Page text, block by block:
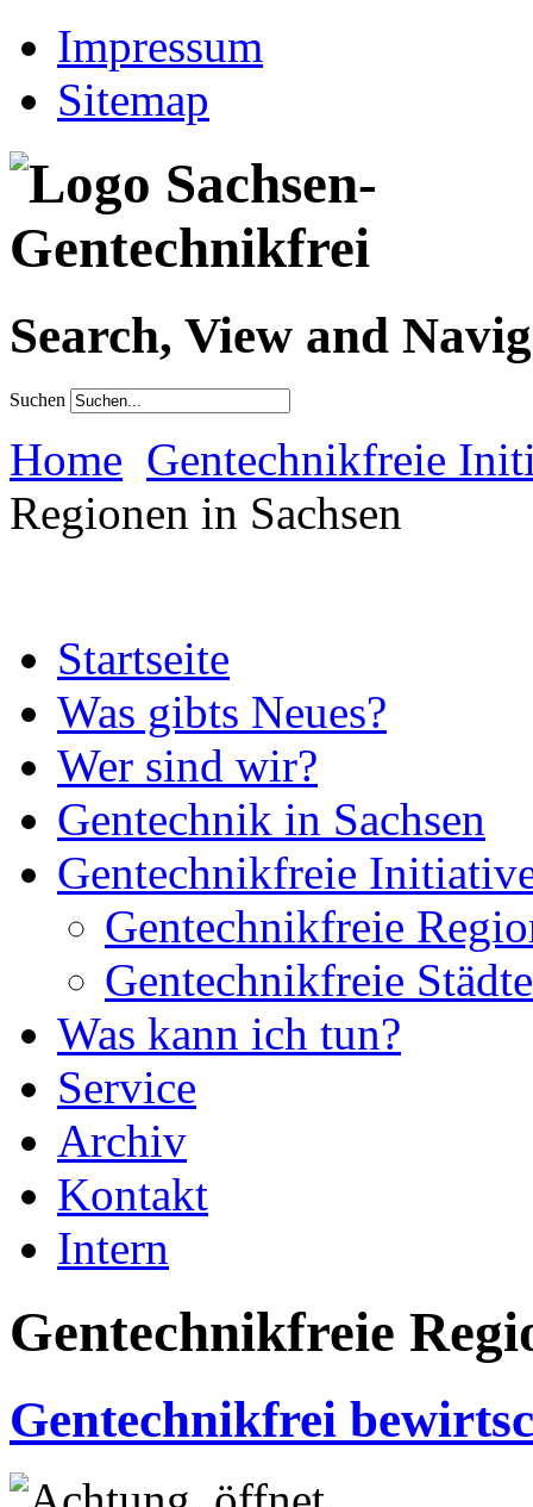
Impressum
Sitemap
Search, View and
Suchen
Home Gentechnikfreie
Regionen in Sachsen
Startseite
Was gibts Neues?
Wer sind wir?
Gentechnik in Sachsen
Gentechnikfreie
Gentechnikfreie
Gentechnikfreie
Was kann ich tun?
Service
Archiv
Kontakt
Intern
Gentechnikfreie
Gentechnikfrei